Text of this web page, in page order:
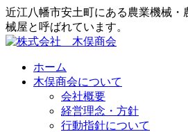
近江八幡市安土町にある農業機械・
械屋と呼ばれています。
ホーム
木俣商会について
会社概要
経営理念・方針
行動指針について